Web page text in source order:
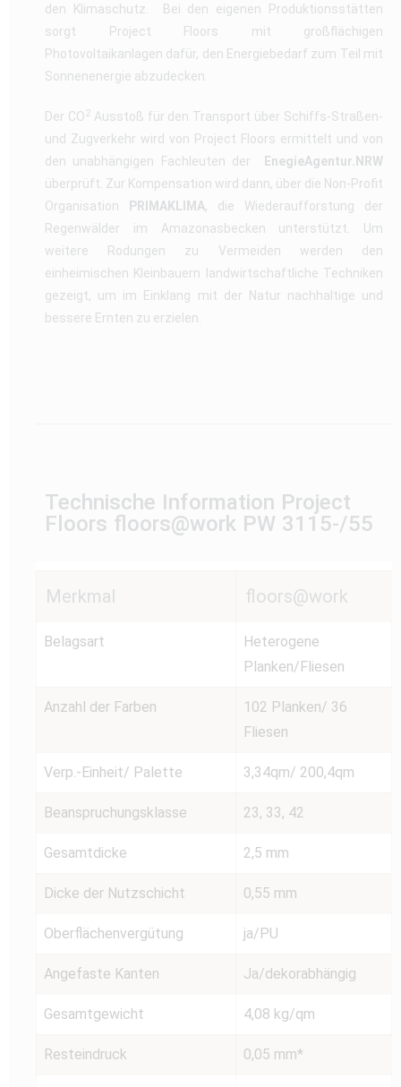
den Klimaschutz. Bei den eigenen Produktionsstätten
sorgt Project Floors mit großflächigen
Photovoltaikanlagen dafür, den Energiebedarf zum Teil mit
Sonnenenergie abzudecken.
Der CO2Ausstoß für den Transport über Schiffs-Straßen-
und Zugverkehr wird von Project Floors ermittelt und von
den unabhängigen Fachleuten der
EnegieAgentur.NRW
überprüft. Zur Kompensation wird dann, über die Non-Profit
Organisation
PRIMAKLIMA, die Wiederaufforstung der
Regenwälder im Amazonasbecken unterstützt. Um
weitere Rodungen zu Vermeiden werden den
einheimischen Kleinbauern landwirtschaftliche Techniken
gezeigt, um im Einklang mit der Natur nachhaltige und
bessere Ernten zu erzielen.
Technische Information Project
Floors floors@work PW 3115-/55
Merkmal floors@work
Belagsart
Heterogene
Planken/Fliesen
Anzahl der Farben
102 Planken/ 36
Fliesen
Verp.-Einheit/ Palette 3,34qm/ 200,4qm
Beanspruchungsklasse 23, 33, 42
Gesamtdicke 2,5 mm
Dicke der Nutzschicht 0,55 mm
Oberflächenvergütung ja/PU
Angefaste Kanten Ja/dekorabhängig
Gesamtgewicht 4,08 kg/qm
Resteindruck 0,05 mm*